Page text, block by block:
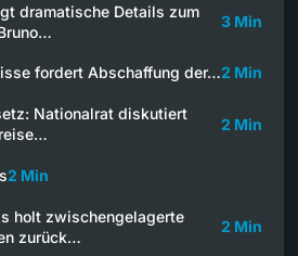
dramatische Details zum
3 Min
fordert Abschaffung der…2 Min
Nationalrat diskutiert
2 Min
2 Min
holt zwischengelagerte
zurück…
2 Min